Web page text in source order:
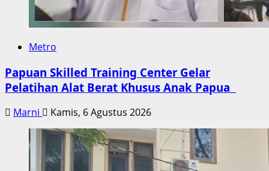
Metro
Papuan Skilled Training Center Gelar
Pelatihan Alat Berat Khusus Anak Papua
Marni Kamis, 6 Agustus 2026